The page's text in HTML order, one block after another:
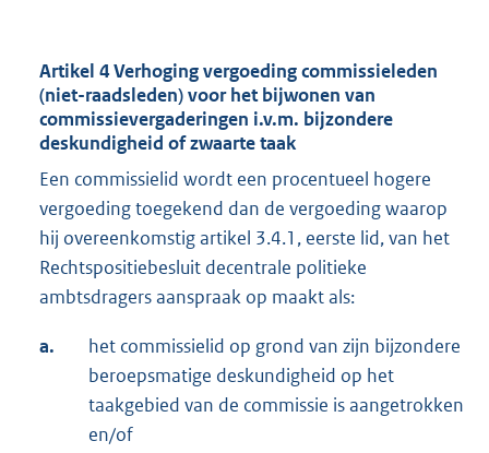
Artikel 4 Verhoging vergoeding commissieleden
(niet-raadsleden) voor het bijwonen van
commissievergaderingen i.v.m. bijzondere
deskundigheid of zwaarte taak
Een commissielid wordt een procentueel hogere
vergoeding toegekend dan de vergoeding waarop
hij overeenkomstig artikel 3.4.1, eerste lid, van het
Rechtspositiebesluit decentrale politieke
ambtsdragers aanspraak op maakt als:
a.
het commissielid op grond van zijn bijzondere
beroepsmatige deskundigheid op het
taakgebied van de commissie is aangetrokken
en/of